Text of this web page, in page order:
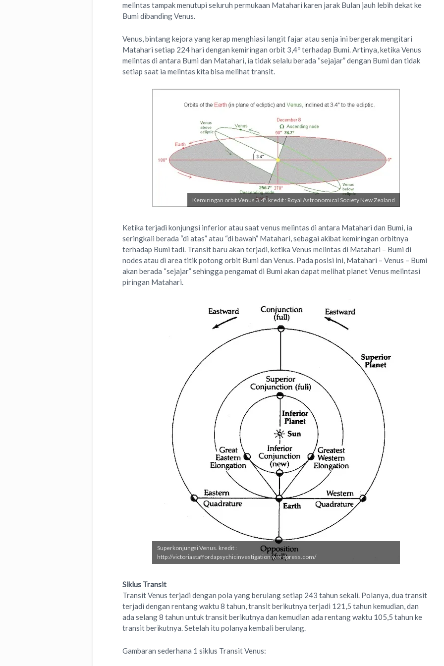
melintas tampak menutupi seluruh permukaan Matahari karen jarak Bulan jauh lebih dekat ke
Bumi dibanding Venus.
Venus, bintang kejora yang kerap menghiasi langit fajar atau senja ini bergerak mengitari
Matahari setiap 224 hari dengan kemiringan orbit 3,4º terhadap Bumi. Artinya, ketika Venus
melintas di antara Bumi dan Matahari, ia tidak selalu berada “sejajar” dengan Bumi dan tidak
setiap saat ia melintas kita bisa melihat transit.
Kemiringan orbit Venus 3,4º. kredit : Royal Astronomical Society New Zealand
Ketika terjadi konjungsi inferior atau saat venus melintas di antara Matahari dan Bumi, ia
seringkali berada “di atas” atau “di bawah” Matahari, sebagai akibat kemiringan orbitnya
terhadap Bumi tadi. Transit baru akan terjadi, ketika Venus melintas di Matahari – Bumi di
nodes atau di area titik potong orbit Bumi dan Venus. Pada posisi ini, Matahari – Venus – Bumi
akan berada “sejajar” sehingga pengamat di Bumi akan dapat melihat planet Venus melintasi
piringan Matahari.
Superkonjungsi Venus. kredit :
http://victoriastaffordapsychicinvestigation.wordpress.com/
Siklus Transit
Transit Venus terjadi dengan pola yang berulang setiap 243 tahun sekali. Polanya, dua transit
terjadi dengan rentang waktu 8 tahun, transit berikutnya terjadi 121,5 tahun kemudian, dan
ada selang 8 tahun untuk transit berikutnya dan kemudian ada rentang waktu 105,5 tahun ke
transit berikutnya. Setelah itu polanya kembali berulang.
Gambaran sederhana 1 siklus Transit Venus: